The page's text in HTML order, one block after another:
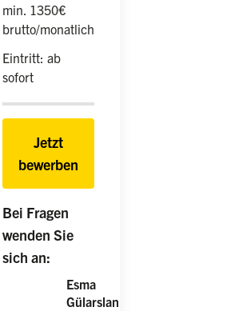
min. 1350€
brutto/monatlich
Eintritt: ab
sofort
Jetzt
bewerben
Bei Fragen
wenden Sie
sich an:
Esma
Gülarslan